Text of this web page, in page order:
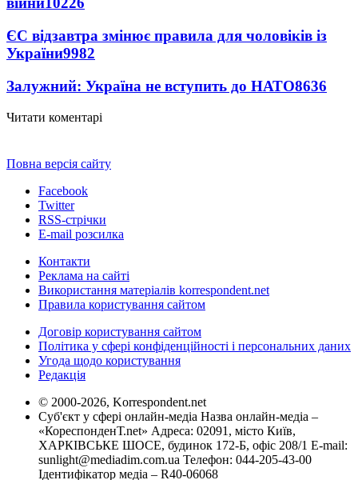
ЄС відзавтра змінює правила для чоловіків із
України9982
Залужний: Україна не вступить до НАТО8636
Читати коментарі
Повна версія сайту
Facebook
Twitter
RSS-стрічки
E-mail розсилка
Контакти
Реклама на сайті
Використання матеріалів korrespondent.net
Правила користування сайтом
Договір користування сайтом
Політика у сфері конфіденційності і персональних даних
Угода щодо користування
Редакція
© 2000-2026, Korrespondent.net
Суб'єкт у сфері онлайн-медіа Назва онлайн-медіа –
«КореспонденТ.net» Адреса: 02091, місто Київ,
ХАРКІВСЬКЕ ШОСЕ, будинок 172-Б, офіс 208/1 E-mail:
sunlight@mediadim.com.ua Телефон: 044-205-43-00
Ідентифікатор медіа – R40-06068